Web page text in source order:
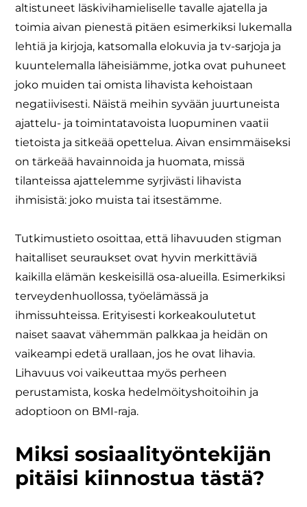
altistuneet läskivihamieliselle tavalle ajatella ja
toimia aivan pienestä pitäen esimerkiksi lukemalla
lehtiä ja kirjoja, katsomalla elokuvia ja tv-sarjoja ja
kuuntelemalla läheisiämme, jotka ovat puhuneet
joko muiden tai omista lihavista kehoistaan
negatiivisesti. Näistä meihin syvään juurtuneista
ajattelu- ja toimintatavoista luopuminen vaatii
tietoista ja sitkeää opettelua. Aivan ensimmäiseksi
on tärkeää havainnoida ja huomata, missä
tilanteissa ajattelemme syrjivästi lihavista
ihmisistä: joko muista tai itsestämme.
Tutkimustieto osoittaa, että lihavuuden stigman
haitalliset seuraukset ovat hyvin merkittäviä
kaikilla elämän keskeisillä osa-alueilla. Esimerkiksi
terveydenhuollossa, työelämässä ja
ihmissuhteissa. Erityisesti korkeakoulutetut
naiset saavat vähemmän palkkaa ja heidän on
vaikeampi edetä urallaan, jos he ovat lihavia.
Lihavuus voi vaikeuttaa myös perheen
perustamista, koska hedelmöityshoitoihin ja
adoptioon on BMI-raja.
Miksi sosiaalityöntekijän
pitäisi kiinnostua tästä?